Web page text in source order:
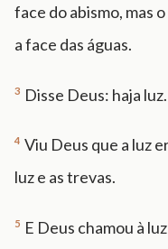
face do abismo, mas
a face das águas.
3 Disse Deus: haja
4 Viu Deus que a luz
luz e as trevas.
5 E Deus chamou à